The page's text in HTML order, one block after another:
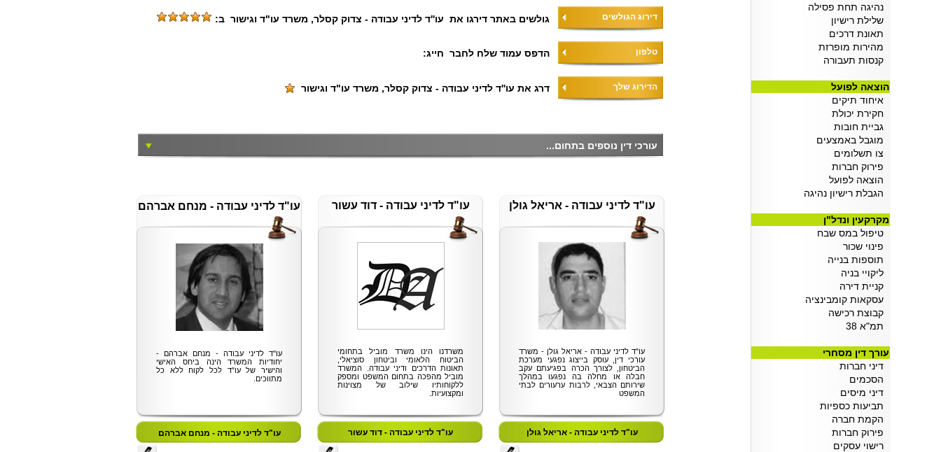
נהיגה תחת פסילה
שלילת רישיון
תאונת דרכים
מהירות מופרזת
קנסות תעבורה
הוצאה לפועל
איחוד תיקים
חקירת יכולת
גביית חובות
מוגבל באמצעים
צו תשלומים
פירוק חברות
הוצאה לפועל
הגבלת רישיון נהיגה
מקרקעין ונדל"ן
טיפול במס שבח
פינוי שכור
תוספות בנייה
ליקויי בניה
קניית דירה
עסקאות קומבינציה
קבוצת רכישה
תמ"א 38
עורך דין מסחרי
דיני חברות
הסכמים
דיני מיסים
תביעות כספיות
הקמת חברה
פירוק חברות
רישוי עסקים
דירוג הגולשים גולשים באתר דירגו את עו''ד לדיני עבודה - צדוק קסלר, משרד עו"ד וגישור ב:
טלפון הדפס עמוד שלח לחבר חייג:
הדירוג שלך דרג את עו''ד לדיני עבודה - צדוק קסלר, משרד עו"ד וגישור
עורכי דין נוספים בתחום...
עו"ד לדיני עבודה - אריאל גולן
עו"ד לדיני עבודה - אריאל גולן - משרד
עורכי דין, עוסק בייצוג נפגעי מערכת
הביטחון, לצורך הכרה בפגיעתם עקב
חבלה או מחלה בה נפגעו במהלך
שירותם הצבאי, לרבות ערעורים לבתי
המשפט
עו"ד לדיני עבודה - אריאל גולן
עו"ד לדיני עבודה - דוד עשור
משרדנו הינו משרד מוביל בתחומי
הביטוח הלאומי וביטחון סוציאלי,
תאונות הדרכים ודיני עבודה. המשרד
מוביל מהפכה בתחום המשפט ומספק
ללקוחותיו שילוב של מצוינות
ומקצועיות.
עו"ד לדיני עבודה - דוד עשור
עו"ד לדיני עבודה - מנחם אברהם
עו''ד לדיני עבודה - מנחם אברהם -
יחודיות המשרד הינה ביחס האישי
והישיר של עו"ד לכל לקוח ללא כל
מתווכים.
עו"ד לדיני עבודה - מנחם אברהם